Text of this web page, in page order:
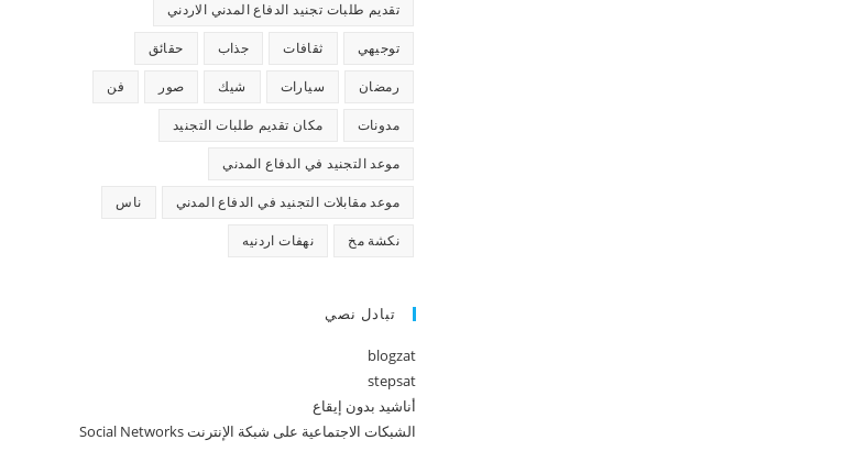
تقديم طلبات تجنيد الدفاع المدني الاردني
توجيهي ثقافات جذاب حقائق
رمضان سيارات شيك صور فن
مدونات مكان تقديم طلبات التجنيد
موعد التجنيد في الدفاع المدني
موعد مقابلات التجنيد في الدفاع المدني ناس
نكشة مخ نهفات اردنيه
تبادل نصي
blogzat
stepsat
أناشيد بدون إيقاع
الشبكات الاجتماعية على شبكة الإنترنت Social Networks